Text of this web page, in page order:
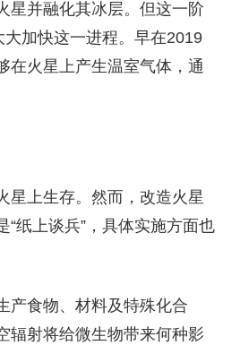
星并融化其冰层。但这一阶
加快这一进程。早在2019
在火星上产生温室气体，通
星上生存。然而，改造火星
纸上谈兵”，具体实施方面也
产食物、材料及特殊化合
辐射将给微生物带来何种影